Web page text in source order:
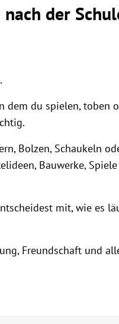
der
dem du spielen, toben
Bolzen, Schaukeln
Bauwerke,
mit, wie es
Freundschaft und